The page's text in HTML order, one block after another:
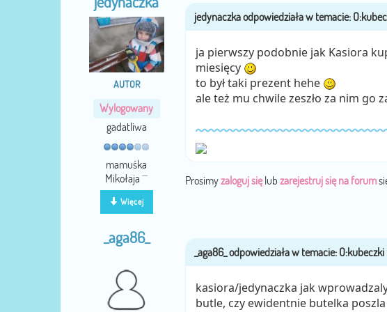
AUTOR
Wylogowany
gadatliwa
mamuśka
Mikołaja ^^
Więcej
ja pierwszy podobnie jak Kasiora
miesięcy
to był taki prezent hehe
ale też mu chwile zeszło za nim go
Prosimyzaloguj sięlub zarejestruj się na forum
_aga86_
kasiora/jedynaczka jak
butle, czy ewidentnie butelka